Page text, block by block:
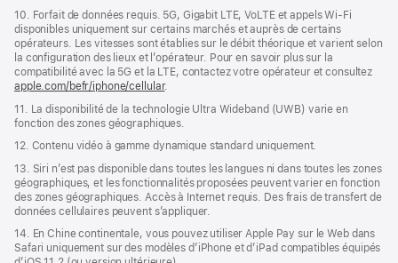
10. Forfait de données requis. 5G, Gigabit LTE, VoLTE et appels Wi‑Fi
disponibles uniquement sur certains marchés et auprès de certains
opérateurs. Les vitesses sont établies sur le débit théorique et varient selon
la configuration des lieux et l’opérateur. Pour en savoir plus sur la
compatibilité avec la 5G et la LTE, contactez votre opérateur et consultez
apple.com/befr/iphone/cellular.
11. La disponibilité de la technologie Ultra Wideband (UWB) varie en
fonction des zones géographiques.
12. Contenu vidéo à gamme dynamique standard uniquement.
13. Siri n’est pas disponible dans toutes les langues ni dans toutes les zones
géographiques, et les fonctionnalités proposées peuvent varier en fonction
des zones géographiques. Accès à Internet requis. Des frais de transfert de
données cellulaires peuvent s’appliquer.
14. En Chine continentale, vous pouvez utiliser Apple Pay sur le Web dans
Safari uniquement sur des modèles d’iPhone et d’iPad compatibles équipés